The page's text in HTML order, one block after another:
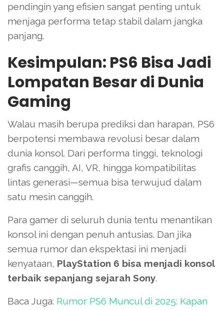
pendingin yang efisien sangat penting untuk
menjaga performa tetap stabil dalam jangka
panjang.
Kesimpulan: PS6 Bisa Jadi
Lompatan Besar di Dunia
Gaming
Walau masih berupa prediksi dan harapan, PS6
berpotensi membawa revolusi besar dalam
dunia konsol. Dari performa tinggi, teknologi
grafis canggih, AI, VR, hingga kompatibilitas
lintas generasi—semua bisa terwujud dalam
satu mesin canggih.
Para gamer di seluruh dunia tentu menantikan
konsol ini dengan penuh antusias. Dan jika
semua rumor dan ekspektasi ini menjadi
kenyataan, PlayStation 6 bisa menjadi konsol
terbaik sepanjang sejarah Sony.
Baca Juga: Rumor PS6 Muncul di 2025: Kapan